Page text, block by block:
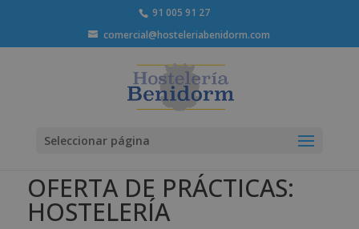
91 005 91 27
comercial@hosteleriabenidorm.com
Seleccionar página
OFERTA DE PRÁCTICAS:
HOSTELERÍA